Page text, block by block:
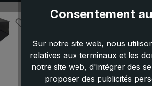
Consentement
Sur notre site web, nous
relatives aux terminaux et les
notre site web, d'intégrer des
proposer des publicités